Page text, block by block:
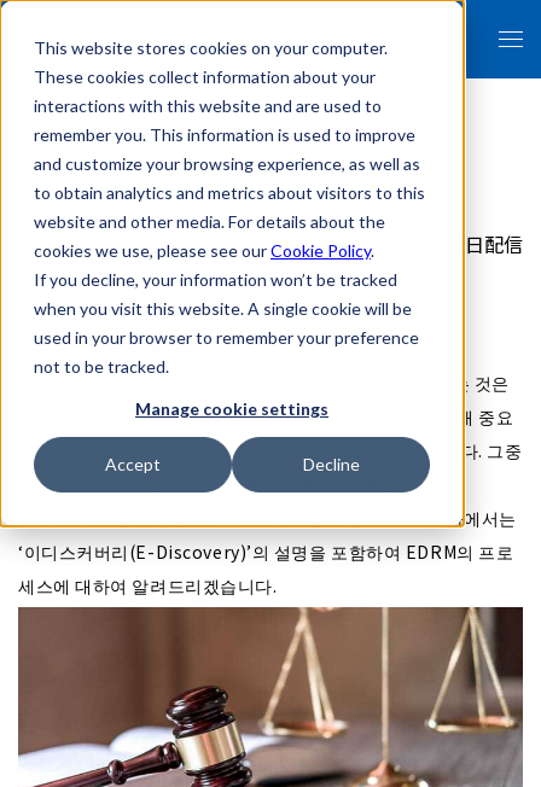
This website stores cookies on your computer.
These cookies collect information about your
interactions with this website and are used to
remember you. This information is used to improve
and customize your browsing experience, as well as
to obtain analytics and metrics about visitors to this
website and other media. For details about the
cookies we use, please see ourCookie Policy.
If you decline, your information won’t be tracked
when you visit this website. A single cookie will be
used in your browser to remember your preference
not to be tracked.
Manage cookie settings
Accept Decline
EDRM 이란 무엇일까요?
2023年07月17日配信
Original URL:https://legal.fronteo.com/fllp/edrm
EDRM 이란 무엇일까요?
한국에 기반을 둔 기업이라도 미국에서의 소송과 관련 없는 것은
아닙니다. 기업의 법무 담당자가 미국 소송에 연관되었을 때 중요
한 것이 ‘디스커버리(Discovery)’라고 하는 프로세스입니다. 그중
에서도 전자 데이터를 대상으로 한 ‘이디스커버리(E-
Discovery)’를 진행할 때 EDRM 단계를 따릅니다. 이 기사에서는
‘이디스커버리(E-Discovery)’의 설명을 포함하여 EDRM의 프로
세스에 대하여 알려드리겠습니다.